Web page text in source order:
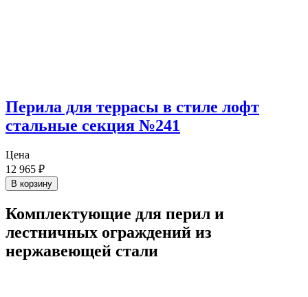
Перила для террасы в стиле лофт
стальные секция №241
Цена
12 965 ₽
В корзину
Комплектующие для перил и
лестничных ограждений из
нержавеющей стали